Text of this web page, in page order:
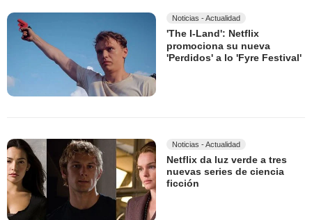
Noticias - Actualidad
'The I-Land': Netflix
promociona su nueva
'Perdidos' a lo 'Fyre Festival'
Noticias - Actualidad
Netflix da luz verde a tres
nuevas series de ciencia
ficción